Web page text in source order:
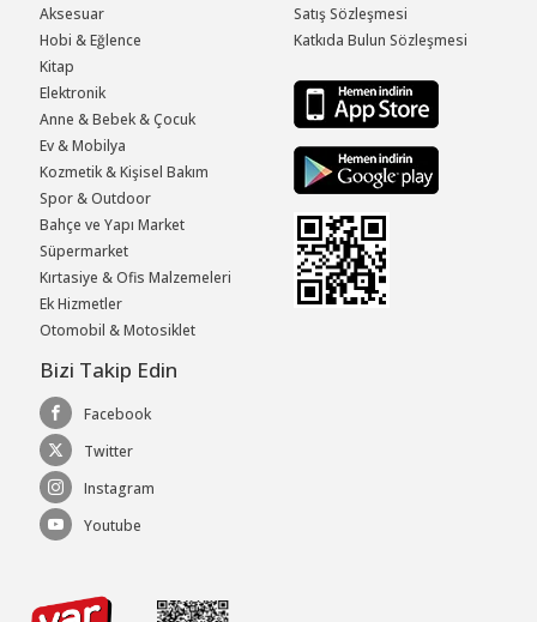
Aksesuar
Hobi & Eğlence
Kitap
Elektronik
Anne & Bebek & Çocuk
Ev & Mobilya
Kozmetik & Kişisel Bakım
Spor & Outdoor
Bahçe ve Yapı Market
Süpermarket
Kırtasiye & Ofis Malzemeleri
Ek Hizmetler
Otomobil & Motosiklet
Satış Sözleşmesi
Katkıda Bulun Sözleşmesi
Bizi Takip Edin
Facebook
Twitter
Instagram
Youtube